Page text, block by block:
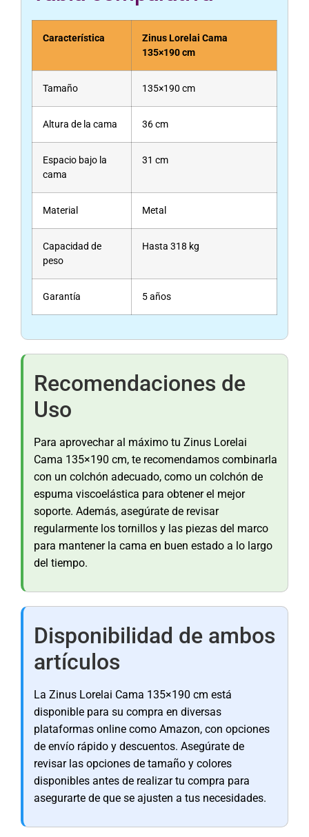
Característica
Zinus Lorelai Cama
135×190 cm
Tamaño 135×190 cm
Altura de la cama 36 cm
Espacio bajo la
cama
31 cm
Material Metal
Capacidad de
peso
Hasta 318 kg
Garantía 5 años
Recomendaciones de
Uso
Para aprovechar al máximo tu Zinus Lorelai
Cama 135×190 cm, te recomendamos combinarla
con un colchón adecuado, como un colchón de
espuma viscoelástica para obtener el mejor
soporte. Además, asegúrate de revisar
regularmente los tornillos y las piezas del marco
para mantener la cama en buen estado a lo largo
del tiempo.
Disponibilidad de ambos
artículos
La Zinus Lorelai Cama 135×190 cm está
disponible para su compra en diversas
plataformas online como Amazon, con opciones
de envío rápido y descuentos. Asegúrate de
revisar las opciones de tamaño y colores
disponibles antes de realizar tu compra para
asegurarte de que se ajusten a tus necesidades.